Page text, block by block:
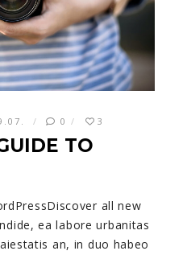
0 3
TO
all new
ea labore urbanitas
an, in duo habeo